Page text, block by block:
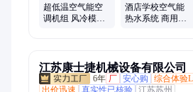
超低温空气能空
调机组 风冷模块
酒店学校空气能
热水系统 商用热
江苏康士捷机械设备有限公司
6年 厂 安心购 综合体验